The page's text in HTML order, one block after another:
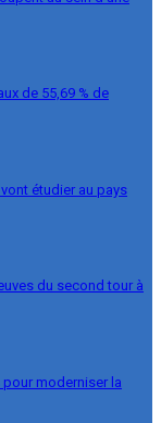
de 55,69 % de
étudier au pays
du second tour à
moderniser la